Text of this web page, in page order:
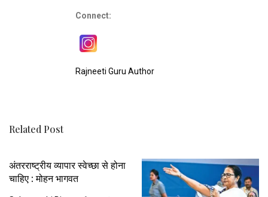
Connect:
Rajneeti Guru Author
Related Post
अंतरराष्ट्रीय व्यापार स्वेच्छा से होना
चाहिए : मोहन भागवत